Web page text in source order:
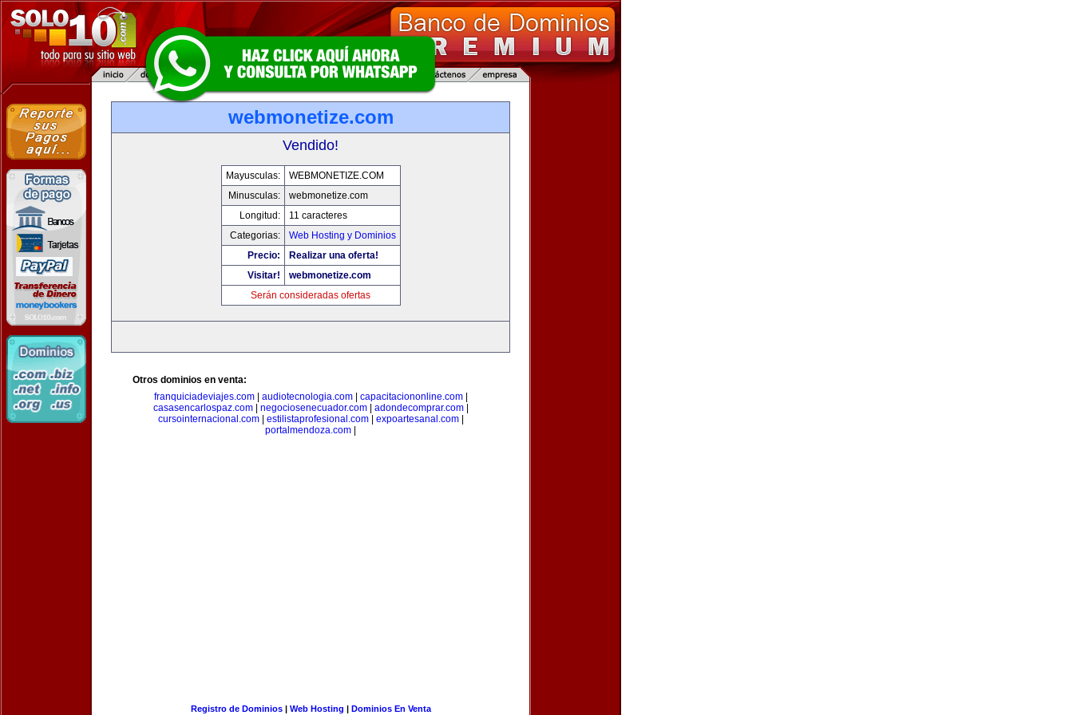
webmonetize.com
Vendido!
Mayusculas:
WEBMONETIZE.COM
Minusculas:
webmonetize.com
Longitud:
11 caracteres
Categorias:
Web Hosting y Dominios
Precio:
Realizar una oferta!
Visitar!
webmonetize.com
Serán consideradas ofertas
Otros dominios en venta:
franquiciadeviajes.com| audiotecnologia.com| capacitaciononline.com|
casasencarlospaz.com| negociosenecuador.com| adondecomprar.com|
cursointernacional.com| estilistaprofesional.com| expoartesanal.com|
portalmendoza.com
Registro de Dominios| Web Hosting | Dominios En Venta